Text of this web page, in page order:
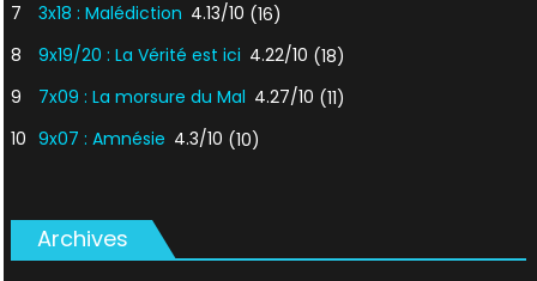
7
3x18 : Malédiction 4.13/10 (16)
8
9x19/20 : La Vérité est ici 4.22/10 (18)
9
7x09 : La morsure du Mal 4.27/10 (11)
10 9x07 : Amnésie 4.3/10 (10)
Archives